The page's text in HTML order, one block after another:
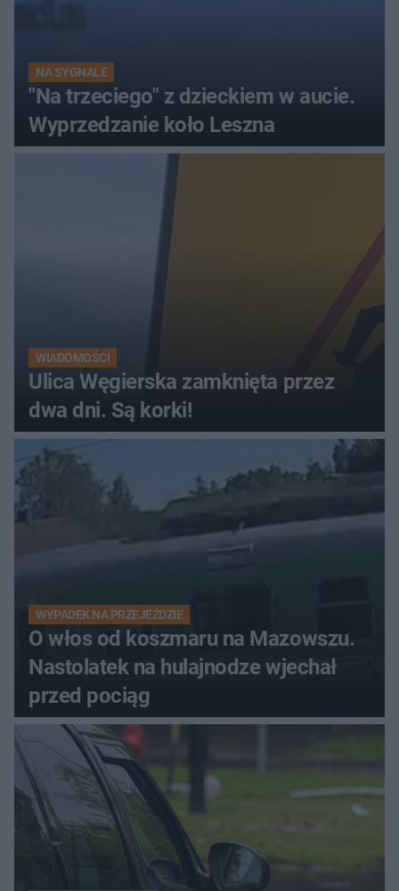
NA SYGNALE
"Na trzeciego" z dzieckiem w aucie.
Wyprzedzanie koło Leszna
WIADOMOŚCI
Ulica Węgierska zamknięta przez
dwa dni. Są korki!
WYPADEK NA PRZEJEŹDZIE
O włos od koszmaru na Mazowszu.
Nastolatek na hulajnodze wjechał
przed pociąg